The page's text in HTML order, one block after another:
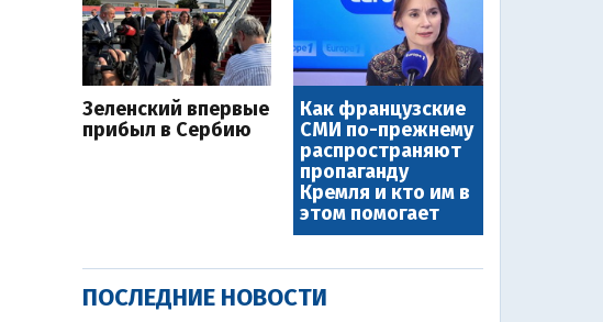
Зеленский впервые
прибыл в Сербию
Как французские
СМИ по-прежнему
распространяют
пропаганду
Кремля и кто им в
этом помогает
ПОСЛЕДНИЕ НОВОСТИ